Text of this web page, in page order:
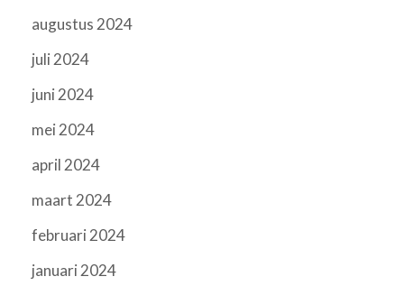
augustus 2024
juli 2024
juni 2024
mei 2024
april 2024
maart 2024
februari 2024
januari 2024